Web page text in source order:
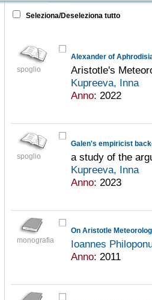
Seleziona/Deseleziona tutto
spoglio
Alexander of
Aristotle's
Kupreeva, Inna
Anno: 2022
spoglio
Galen's empiricist
a study of the
Kupreeva, Inna
Anno: 2023
monografia
On Aristotle
Ioannes
Anno: 2011